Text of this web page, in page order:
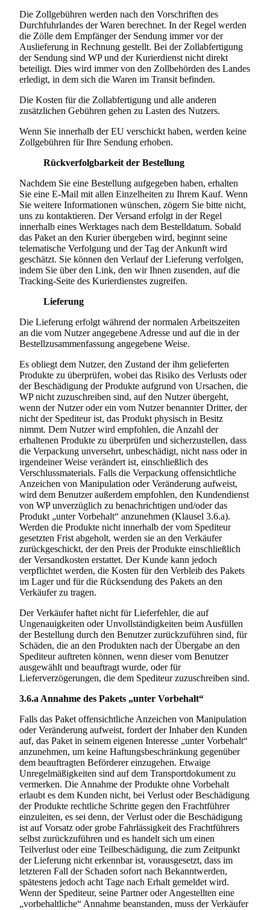
Die Zollgebühren werden nach den Vorschriften des
Durchfuhrlandes der Waren berechnet. In der Regel werden
die Zölle dem Empfänger der Sendung immer vor der
Auslieferung in Rechnung gestellt. Bei der Zollabfertigung
der Sendung sind WP und der Kurierdienst nicht direkt
beteiligt. Dies wird immer von den Zollbehörden des Landes
erledigt, in dem sich die Waren im Transit befinden.
Die Kosten für die Zollabfertigung und alle anderen
zusätzlichen Gebühren gehen zu Lasten des Nutzers.
Wenn Sie innerhalb der EU verschickt haben, werden keine
Zollgebühren für Ihre Sendung erhoben.
Rückverfolgbarkeit der Bestellung
Nachdem Sie eine Bestellung aufgegeben haben, erhalten
Sie eine E-Mail mit allen Einzelheiten zu Ihrem Kauf. Wenn
Sie weitere Informationen wünschen, zögern Sie bitte nicht,
uns zu kontaktieren. Der Versand erfolgt in der Regel
innerhalb eines Werktages nach dem Bestelldatum. Sobald
das Paket an den Kurier übergeben wird, beginnt seine
telematische Verfolgung und der Tag der Ankunft wird
geschätzt. Sie können den Verlauf der Lieferung verfolgen,
indem Sie über den Link, den wir Ihnen zusenden, auf die
Tracking-Seite des Kurierdienstes zugreifen.
Lieferung
Die Lieferung erfolgt während der normalen Arbeitszeiten
an die vom Nutzer angegebene Adresse und auf die in der
Bestellzusammenfassung angegebene Weise.
Es obliegt dem Nutzer, den Zustand der ihm gelieferten
Produkte zu überprüfen, wobei das Risiko des Verlusts oder
der Beschädigung der Produkte aufgrund von Ursachen, die
WP nicht zuzuschreiben sind, auf den Nutzer übergeht,
wenn der Nutzer oder ein vom Nutzer benannter Dritter, der
nicht der Spediteur ist, das Produkt physisch in Besitz
nimmt. Dem Nutzer wird empfohlen, die Anzahl der
erhaltenen Produkte zu überprüfen und sicherzustellen, dass
die Verpackung unversehrt, unbeschädigt, nicht nass oder in
irgendeiner Weise verändert ist, einschließlich des
Verschlussmaterials. Falls die Verpackung offensichtliche
Anzeichen von Manipulation oder Veränderung aufweist,
wird dem Benutzer außerdem empfohlen, den Kundendienst
von WP unverzüglich zu benachrichtigen und/oder das
Produkt „unter Vorbehalt“ anzunehmen (Klausel 3.6.a).
Werden die Produkte nicht innerhalb der vom Spediteur
gesetzten Frist abgeholt, werden sie an den Verkäufer
zurückgeschickt, der den Preis der Produkte einschließlich
der Versandkosten erstattet. Der Kunde kann jedoch
verpflichtet werden, die Kosten für den Verbleib des Pakets
im Lager und für die Rücksendung des Pakets an den
Verkäufer zu tragen.
Der Verkäufer haftet nicht für Lieferfehler, die auf
Ungenauigkeiten oder Unvollständigkeiten beim Ausfüllen
der Bestellung durch den Benutzer zurückzuführen sind, für
Schäden, die an den Produkten nach der Übergabe an den
Spediteur auftreten können, wenn dieser vom Benutzer
ausgewählt und beauftragt wurde, oder für
Lieferverzögerungen, die dem Spediteur zuzuschreiben sind.
3.6.a Annahme des Pakets „unter Vorbehalt“
Falls das Paket offensichtliche Anzeichen von Manipulation
oder Veränderung aufweist, fordert der Inhaber den Kunden
auf, das Paket in seinem eigenen Interesse „unter Vorbehalt“
anzunehmen, um keine Haftungsbeschränkung gegenüber
dem beauftragten Beförderer einzugehen. Etwaige
Unregelmäßigkeiten sind auf dem Transportdokument zu
vermerken. Die Annahme der Produkte ohne Vorbehalt
erlaubt es dem Kunden nicht, bei Verlust oder Beschädigung
der Produkte rechtliche Schritte gegen den Frachtführer
einzuleiten, es sei denn, der Verlust oder die Beschädigung
ist auf Vorsatz oder grobe Fahrlässigkeit des Frachtführers
selbst zurückzuführen und es handelt sich um einen
Teilverlust oder eine Teilbeschädigung, die zum Zeitpunkt
der Lieferung nicht erkennbar ist, vorausgesetzt, dass im
letzteren Fall der Schaden sofort nach Bekanntwerden,
spätestens jedoch acht Tage nach Erhalt gemeldet wird.
Wenn der Spediteur, seine Partner oder Angestellten eine
„vorbehaltliche“ Annahme beanstanden, muss der Verkäufer